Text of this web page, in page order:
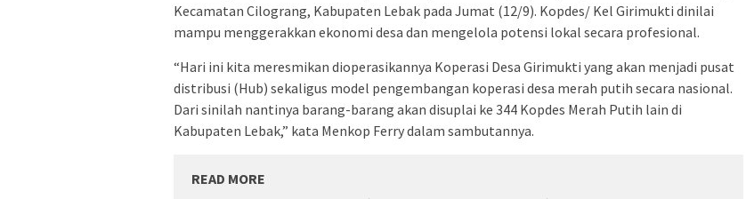
Kecamatan Cilograng, Kabupaten Lebak pada Jumat (12/9). Kopdes/ Kel Girimukti dinilai
mampu menggerakkan ekonomi desa dan mengelola potensi lokal secara profesional.
“Hari ini kita meresmikan dioperasikannya Koperasi Desa Girimukti yang akan menjadi pusat
distribusi (Hub) sekaligus model pengembangan koperasi desa merah putih secara nasional.
Dari sinilah nantinya barang-barang akan disuplai ke 344 Kopdes Merah Putih lain di
Kabupaten Lebak,” kata Menkop Ferry dalam sambutannya.
READ MORE